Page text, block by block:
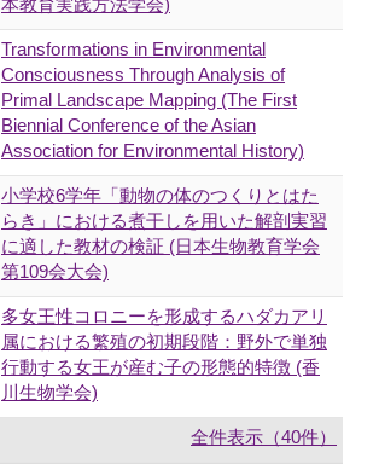
本教育実践方法学会)
Transformations in Environmental
Consciousness Through Analysis of
Primal Landscape Mapping (The First
Biennial Conference of the Asian
Association for Environmental History)
小学校6学年「動物の体のつくりとはた
らき」における煮干しを用いた解剖実習
に適した教材の検証 (日本生物教育学会
第109会大会)
多女王性コロニーを形成するハダカアリ
属における繁殖の初期段階：野外で単独
行動する女王が産む子の形態的特徴 (香
川生物学会)
全件表示（40件）